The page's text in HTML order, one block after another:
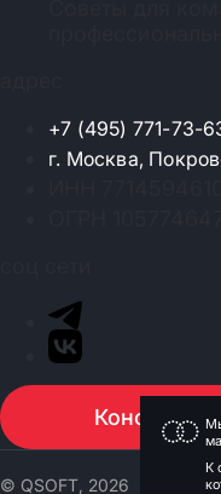
К
+7 (495) 771-73-
г. Москва,
© QSOFT, 2026